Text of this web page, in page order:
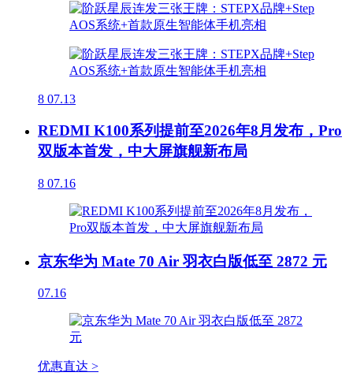
8 07.13
REDMI K100系列提前至2026年8月发布，Pro
双版本首发，中大屏旗舰新布局
8 07.16
京东华为 Mate 70 Air 羽衣白版低至 2872 元
07.16
优惠直达 >